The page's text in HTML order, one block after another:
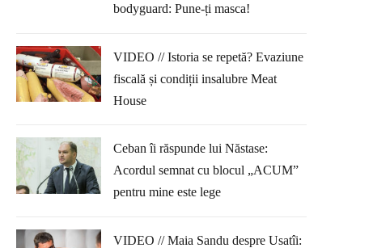
bodyguard: Pune-ți masca!
VIDEO // Istoria se repetă? Evaziune
fiscală și condiții insalubre Meat
House
Ceban îi răspunde lui Năstase:
Acordul semnat cu blocul „ACUM”
pentru mine este lege
VIDEO // Maia Sandu despre Usatîi: